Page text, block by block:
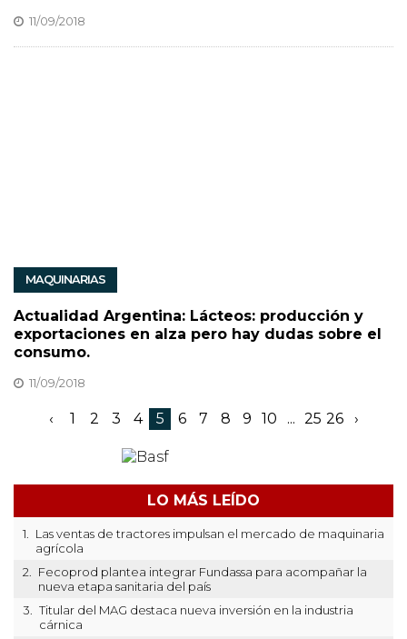
11/09/2018
MAQUINARIAS
Actualidad Argentina: Lácteos: producción y
exportaciones en alza pero hay dudas sobre el
consumo.
11/09/2018
‹ 1 2 3 4 5 6 7 8 9 10 ... 25 26 ›
LO MÁS LEÍDO
1.
Las ventas de tractores impulsan el mercado de maquinaria
agrícola
2.
Fecoprod plantea integrar Fundassa para acompañar la
nueva etapa sanitaria del país
3.
Titular del MAG destaca nueva inversión en la industria
cárnica